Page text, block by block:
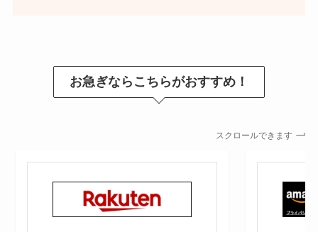
お急ぎならこちらがおすすめ！
スクロールできます